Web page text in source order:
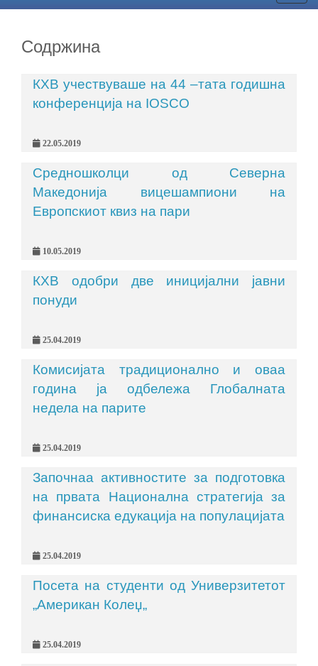
Содржина
КХВ учествуваше на 44 –тата годишна
конференција на IOSCO
22.05.2019
Средношколци од Северна
Македонија вицешампиони на
Европскиот квиз на пари
10.05.2019
КХВ одобри две иницијални јавни
понуди
25.04.2019
Комисијата традиционалнo и оваа
година ја одбележа Глобалната
недела на парите
25.04.2019
Започнаа активностите за подготовка
на првата Национална стратегија за
финансиска едукација на популацијата
25.04.2019
Посета на студенти од Универзитетот
„Американ Колеџ„
25.04.2019